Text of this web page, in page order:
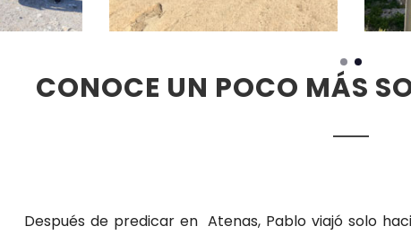
CONOCE UN POCO MÁS
Después de predicar en Atenas, Pablo viajó solo